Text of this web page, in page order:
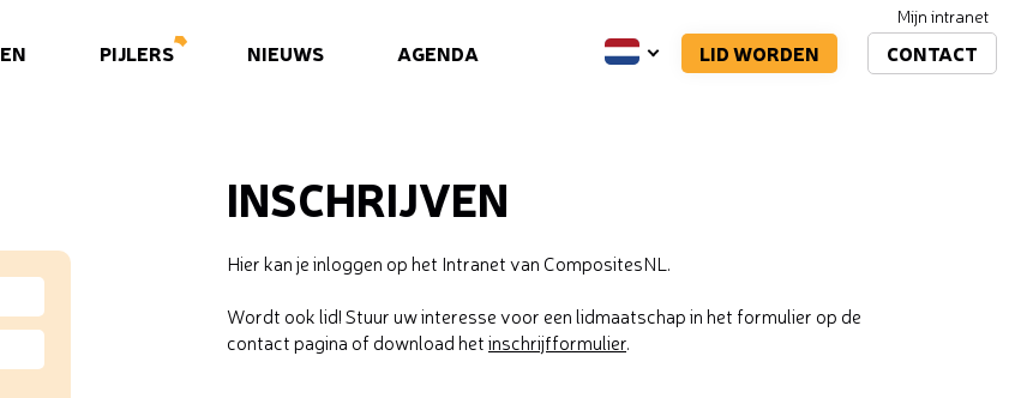
PIJLERS NIEUWS AGENDA
Mijn intranet
LID WORDEN CONTACT
INSCHRIJVEN
Hier kan je inloggen op het Intranet van CompositesNL.
Wordt ook lid! Stuur uw interesse voor een lidmaatschap in het formulier op de
contact pagina of download het inschrijfformulier.